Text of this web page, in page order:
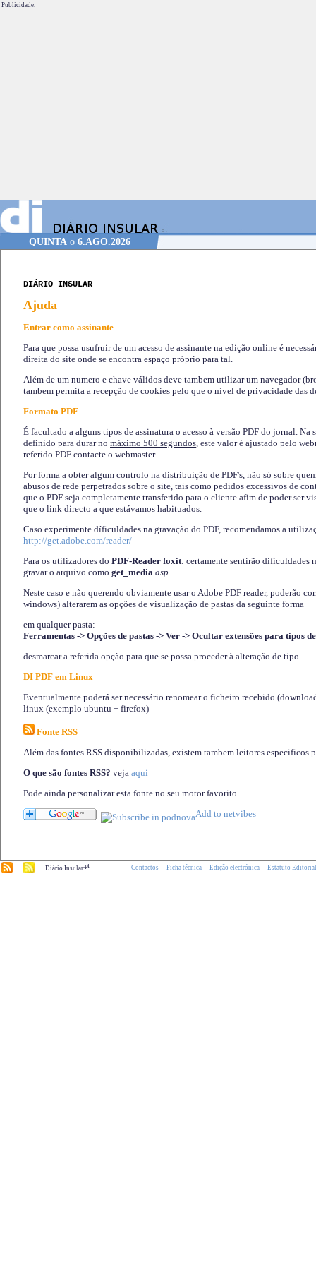
Publicidade.
QUINTAo 6.AGO.2026
DIÁRIO INSULAR
Ajuda
Entrar como assinante
Para que possa usufruir de um acesso de assinante na edição online é
direita do site onde se encontra espaço próprio para tal.
Além de um numero e chave válidos deve tambem utilizar um navegador
tambem permita a recepção de cookies pelo que o nível de privacidade das
Formato PDF
É facultado a alguns tipos de assinatura o acesso à versão PDF do jornal. Na
definido para durar no máximo 500 segundos, este valor é ajustado pelo
referido PDF contacte o webmaster.
Por forma a obter algum controlo na distribuição de PDF's, não só sobre
abusos de rede perpetrados sobre o site, tais como pedidos excessivos de
que o PDF seja completamente transferido para o cliente afim de poder ser
que o link directo a que estávamos habituados.
Caso experimente díficuldades na gravação do PDF, recomendamos a
http://get.adobe.com/reader/
Para os utilizadores do PDF-Reader foxit: certamente sentirão dificuldades
gravar o arquivo como get_media.asp
Neste caso e não querendo obviamente usar o Adobe PDF reader, poderão
windows) alterarem as opções de visualização de pastas da seguinte forma
em qualquer pasta:
Ferramentas -> Opções de pastas -> Ver -> Ocultar extensões para tipos
desmarcar a referida opção para que se possa proceder à alteração de tipo.
DI PDF em Linux
Eventualmente poderá ser necessário renomear o ficheiro recebido
linux (exemplo ubuntu + firefox)
Fonte RSS
Além das fontes RSS disponibilizadas, existem tambem leitores especificos
O que são fontes RSS? veja aqui
Pode ainda personalizar esta fonte no seu motor favorito
Diário Insular.pt Contactos Ficha técnica Edição electrónica Estatuto Editorial